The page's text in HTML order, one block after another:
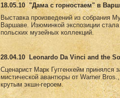
18.05.10 "Дама с горностаем" в
Выставка произведений из собрания
Варшаве. Изюминкой экспозиции
польских музейных коллекций.
28.04.10
Leonardo Da Vinci and the
Сценарист Марк Гуггенхейм принялся
мистической авантюры от Warner
крутым экшн-героем.